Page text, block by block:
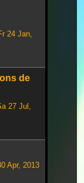
24 Jan,
de
27 Jul,
Apr, 2013